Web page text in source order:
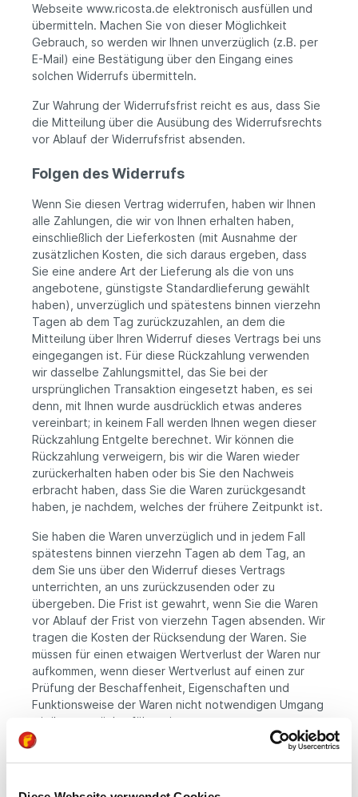
Webseite www.ricosta.de elektronisch ausfüllen und
übermitteln. Machen Sie von dieser Möglichkeit
Gebrauch, so werden wir Ihnen unverzüglich (z.B. per
E-Mail) eine Bestätigung über den Eingang eines
solchen Widerrufs übermitteln.
Zur Wahrung der Widerrufsfrist reicht es aus, dass Sie
die Mitteilung über die Ausübung des Widerrufsrechts
vor Ablauf der Widerrufsfrist absenden.
Folgen des Widerrufs
Wenn Sie diesen Vertrag widerrufen, haben wir Ihnen
alle Zahlungen, die wir von Ihnen erhalten haben,
einschließlich der Lieferkosten (mit Ausnahme der
zusätzlichen Kosten, die sich daraus ergeben, dass
Sie eine andere Art der Lieferung als die von uns
angebotene, günstigste Standardlieferung gewählt
haben), unverzüglich und spätestens binnen vierzehn
Tagen ab dem Tag zurückzuzahlen, an dem die
Mitteilung über Ihren Widerruf dieses Vertrags bei uns
eingegangen ist. Für diese Rückzahlung verwenden
wir dasselbe Zahlungsmittel, das Sie bei der
ursprünglichen Transaktion eingesetzt haben, es sei
denn, mit Ihnen wurde ausdrücklich etwas anderes
vereinbart; in keinem Fall werden Ihnen wegen dieser
Rückzahlung Entgelte berechnet. Wir können die
Rückzahlung verweigern, bis wir die Waren wieder
zurückerhalten haben oder bis Sie den Nachweis
erbracht haben, dass Sie die Waren zurückgesandt
haben, je nachdem, welches der frühere Zeitpunkt ist.
Sie haben die Waren unverzüglich und in jedem Fall
spätestens binnen vierzehn Tagen ab dem Tag, an
dem Sie uns über den Widerruf dieses Vertrags
unterrichten, an uns zurückzusenden oder zu
übergeben. Die Frist ist gewahrt, wenn Sie die Waren
vor Ablauf der Frist von vierzehn Tagen absenden. Wir
tragen die Kosten der Rücksendung der Waren. Sie
müssen für einen etwaigen Wertverlust der Waren nur
aufkommen, wenn dieser Wertverlust auf einen zur
Prüfung der Beschaffenheit, Eigenschaften und
Funktionsweise der Waren nicht notwendigen Umgang
mit ihnen zurückzuführen ist.